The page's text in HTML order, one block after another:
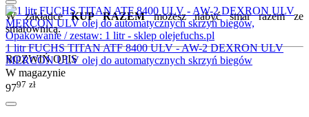
W zakładceKUP RAZEMmożesz nabyć smar razem ze
smarownicą.
ROZWIŃ OPIS
1 litr FUCHS TITAN ATF 8400 ULV - AW-2 DEXRON ULV
MERCON ULV olej do automatycznych skrzyń biegów
W magazynie
9797 zł